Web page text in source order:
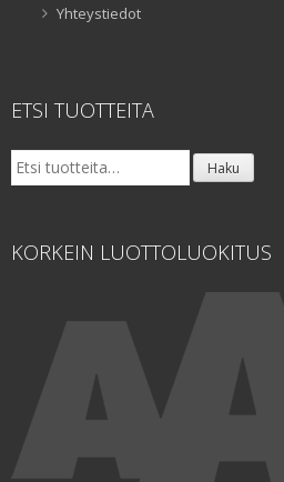
Yhteystiedot
ETSI TUOTTEITA
Etsi: Haku
KORKEIN LUOTTOLUOKITUS